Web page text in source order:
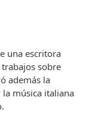
una escritora
sobre
además la
música italiana